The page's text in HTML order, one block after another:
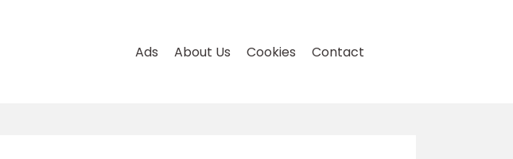
Ads About Us Cookies Contact